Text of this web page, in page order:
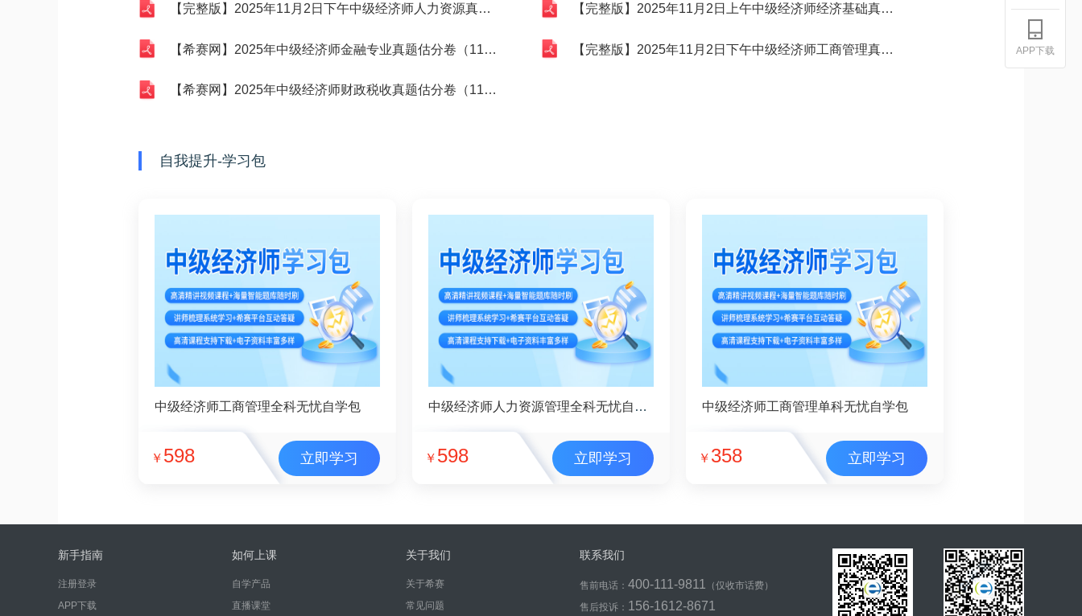
【完整版】2025年11月2日下午中级经济师人力资源真题.pdf 【完整版】2025年11月2日上午中级经济师经济基础真题.pdf
【希赛网】2025年中级经济师金融专业真题估分卷（11月2日上午）无码.pdf 【完整版】2025年11月2日下午中级经济师工商管理真题.pdf
【希赛网】2025年中级经济师财政税收真题估分卷（11月1日下午）无码.pdf
自我提升-学习包
中级经济师工商管理全科无忧自学包
￥ 598 立即学习
中级经济师人力资源管理全科无忧自学包
￥ 598 立即学习
中级经济师工商管理单科无忧自学包
￥ 358 立即学习
新手指南
注册登录
APP下载
如何上课
自学产品
直播课堂
关于我们
关于希赛
常见问题
联系我们
售前电话： 400-111-9811
（仅收市话费）
售后投诉： 156-1612-8671
APP下载